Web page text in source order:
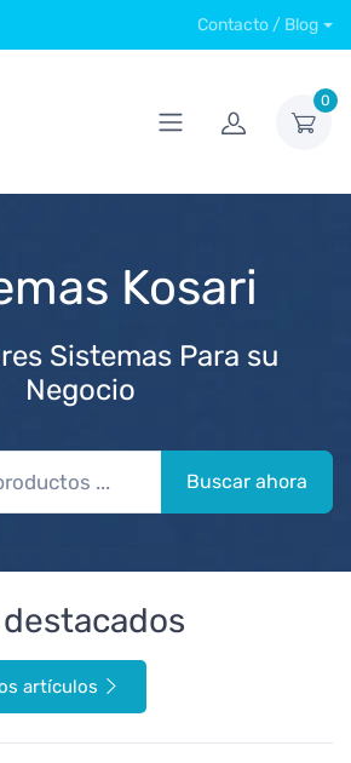
Contacto / Blog
0
Kosari
Sistemas Para su
Negocio
Buscar ahora
artículos